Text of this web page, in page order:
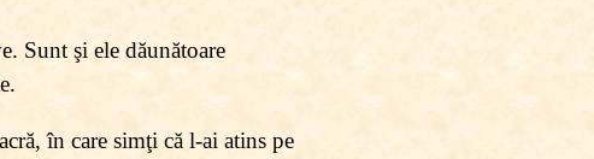
Sunt şi ele dăunătoare
în care simţi că l-ai atins pe